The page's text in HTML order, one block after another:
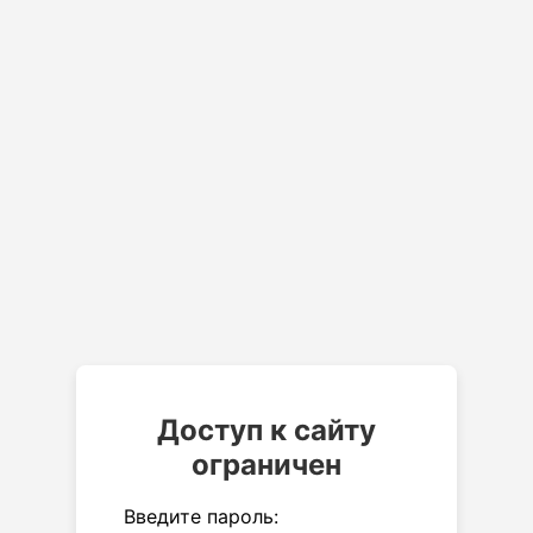
Доступ к сайту
ограничен
Введите пароль: